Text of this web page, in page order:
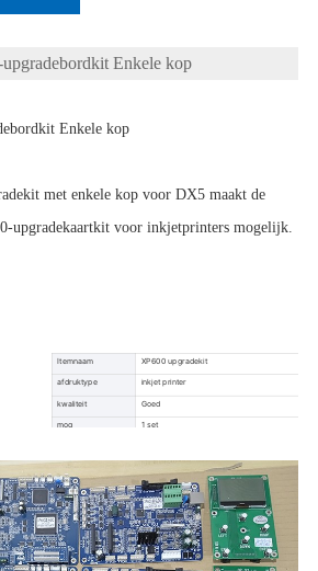
Enkele kop
Enkele kop
met enkele kop voor DX5 maakt de
upgradekaartkit voor inkjetprinters mogelijk.
Itemnaam XP600 upgradekit
afdruktype inkjet printer
kwaliteit Goed
moq 1 set
100% nieuw met goede kwaliteit
verzending manier DHL/EMS/Fedex/China luchtpost